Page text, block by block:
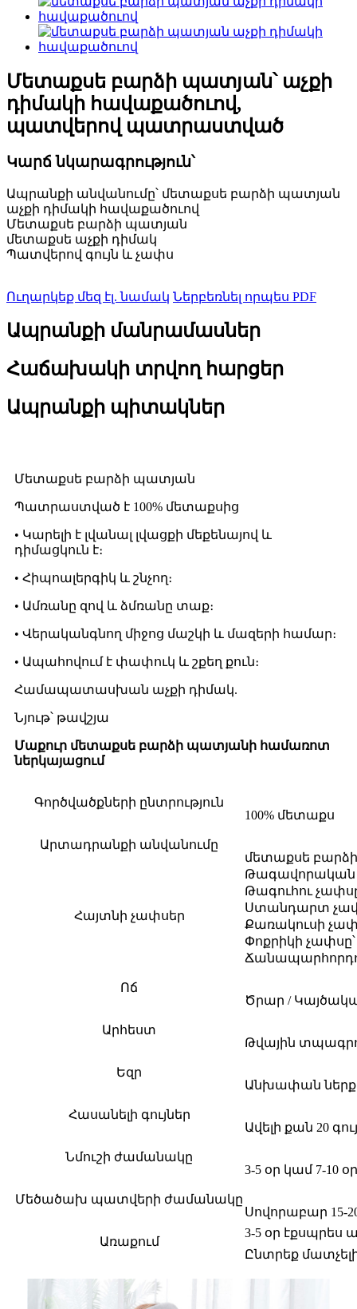
Մետաքսե բարձի պատյան՝ աչքի
դիմակի հավաքածուով,
պատվերով պատրաստված
Կարճ նկարագրություն՝
Ապրանքի անվանումը՝ մետաքսե բարձի պատյան
աչքի դիմակի հավաքածուով
Մետաքսե բարձի պատյան
մետաքսե աչքի դիմակ
Պատվերով գույն և չափս
Ուղարկեք մեզ էլ. նամակ Ներբեռնել որպես PDF
Ապրանքի մանրամասներ
Հաճախակի տրվող հարցեր
Ապրանքի պիտակներ
Մետաքսե բարձի պատյան
Պատրաստված է 100% մետաքսից
• Կարելի է լվանալ լվացքի մեքենայով և
դիմացկուն է։
• Հիպոալերգիկ և շնչող։
• Ամռանը զով և ձմռանը տաք։
• Վերականգնող միջոց մաշկի և մազերի համար։
• Ապահովում է փափուկ և շքեղ քուն։
Համապատասխան աչքի դիմակ.
Նյութ՝ թավշյա
Մաքուր մետաքսե բարձի պատյանի համառոտ
ներկայացում
Գործվածքների ընտրություն
100% մետաքս
Արտադրանքի անվանումը
մետաքսե
Հայտնի չափսեր
Թագավորական
Թագուհու չափսը՝
Ստանդարտ
Քառակուսի
Փոքրիկի չափսը՝
Ոճ
Ծրար /
Արհեստ
Թվային
Եզր
Անխափան
Հասանելի գույներ
Ավելի քան 20
Նմուշի ժամանակը
3-5 օր կամ 7-10
Մեծածախ պատվերի ժամանակը
Սովորաբար 15-
Առաքում
3-5 օր էքսպրես
Ընտրեք